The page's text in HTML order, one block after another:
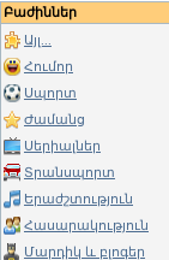
Բաժիններ
Այլ...
Հումոր
Սպորտ
Ժամանց
Սերիալներ
Տրանսպորտ
Երաժշտություն
Հասարակություն
Մարդիկ և բլոգեր